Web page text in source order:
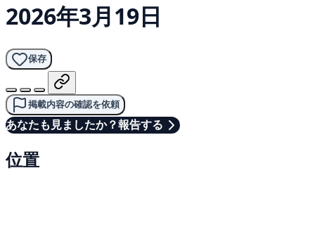
2026年3月19日
保存
掲載内容の確認を依頼
あなたも見ましたか？報告する
位置